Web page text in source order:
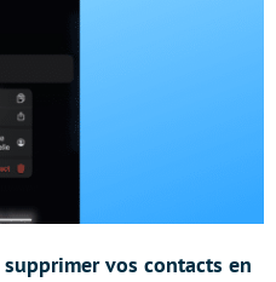
supprimer vos contacts en